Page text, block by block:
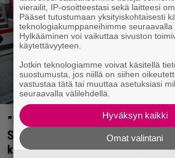
”Mitä isompi vehje, sen paremmin
Susanna Penttilä suuntasi
keskustaan
vierailit, IP-osoitteestasi sekä laitteesi
Pääset tutustumaan yksityiskohtaisesti
teknologiakumppaneihimme seuraavalla
Hylkääminen voi vaikuttaa sivuston
käytettävyyteen.
Jotkin teknologiamme voivat käsitellä
suostumusta, jos niillä on siihen
vastustaa tätä tai muuttaa asetuksiasi
seuraavalla välilehdellä.
Hyväksyn kaikki
Omat valintani